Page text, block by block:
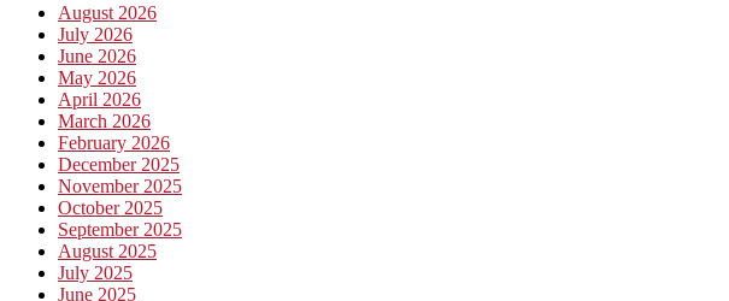
August 2026
July 2026
June 2026
May 2026
April 2026
March 2026
February 2026
December 2025
November 2025
October 2025
September 2025
August 2025
July 2025
June 2025